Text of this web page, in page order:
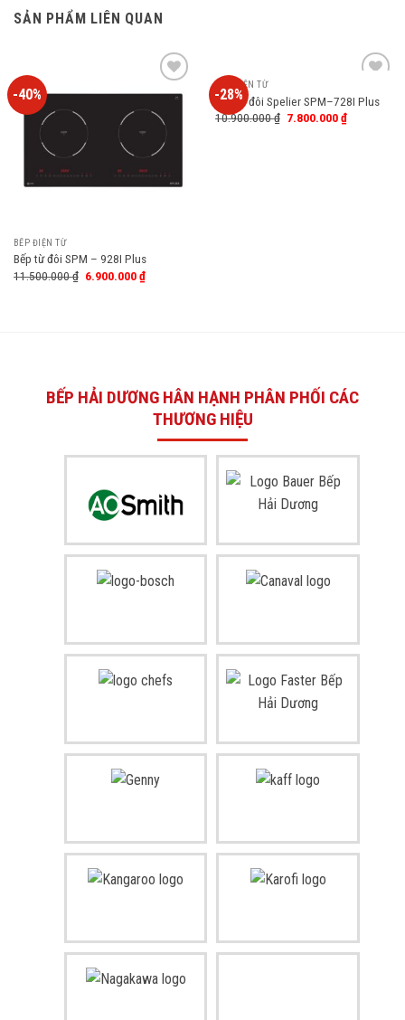
SẢN PHẨM LIÊN QUAN
-40%
Add
wishlist
BẾP ĐIỆN TỪ
Bếp từ đôi SPM – 928I Plus
11.500.000₫ 6.900.000₫
-28%
to
BẾP ĐIỆN TỪ
Bếp từ đôi Spelier SPM–728I Plus
10.900.000₫ 7.800.000₫
BẾP HẢI DƯƠNG HÂN HẠNH PHÂN PHỐI CÁC
THƯƠNG HIỆU